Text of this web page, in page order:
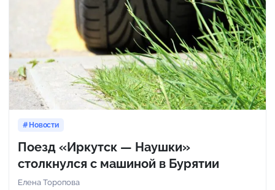
Новости
Поезд «Иркутск — Наушки»
столкнулся с машиной в Бурятии
Елена Торопова